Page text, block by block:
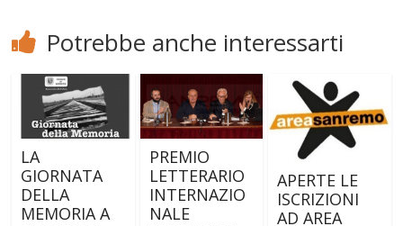
Potrebbe anche interessarti
LA
GIORNATA
DELLA
MEMORIA A
PREMIO
LETTERARIO
INTERNAZIO
NALE
APERTE LE
ISCRIZIONI
AD AREA